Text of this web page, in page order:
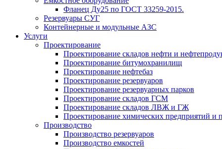
Фланец Ду25 по ГОСТ 33259-2015.
Резервуары СУГ
Контейнерные и модульные АЗС
Услуги
Проектирование
Проектирование складов нефти и
Проектирование битумохранилищ
Проектирование нефтебаз
Проектирование резервуаров
Проектирование резервуарных парков
Проектирование складов ГСМ
Проектирование складов ЛВЖ и ГЖ
Проектирование химических предприятий и
Производство
Производство резервуаров
Производство емкостей